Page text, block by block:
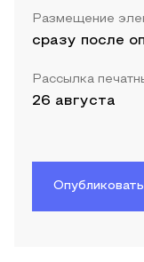
Размещение
сразу после
Рассылка
26 августа